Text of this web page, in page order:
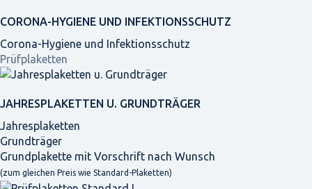
CORONA-HYGIENE UND INFEKTIONSSCHUTZ
Corona-Hygiene und Infektionsschutz
Prüfplaketten
JAHRES­PLAKETTEN U. GRUNDTRÄGER
Jahresplaketten
Grundträger
Grundplakette mit Vorschrift nach Wunsch
(zum gleichen Preis wie Standard-Plaketten)